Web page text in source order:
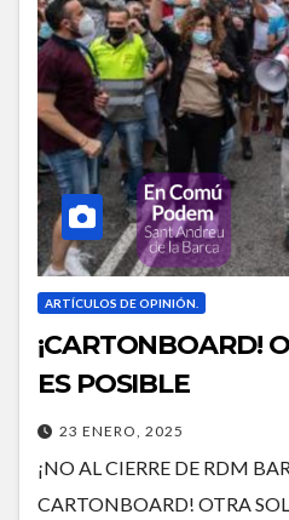
ARTÍCULOS DE OPINIÓN.
¡CARTONBOARD!
ES POSIBLE
23 ENERO, 2025
¡NO AL CIERRE DE RDM
CARTONBOARD! OTRA